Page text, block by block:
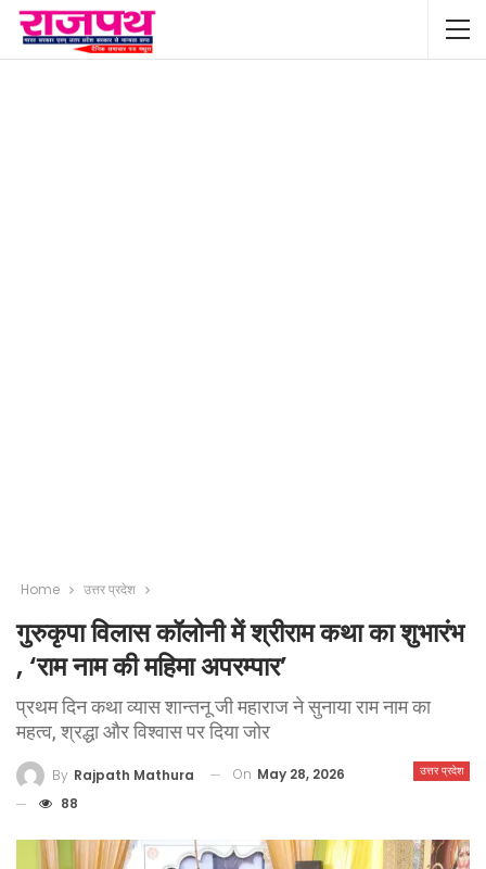
Home उत्तर प्रदेश
गुरुकृपा विलास कॉलोनी में श्रीराम कथा का शुभारंभ
, ‘राम नाम की महिमा अपरम्पार’
प्रथम दिन कथा व्यास शान्तनू जी महाराज ने सुनाया राम नाम का
महत्व, श्रद्धा और विश्वास पर दिया जोर
उत्तर प्रदेश
By Rajpath Mathura On May 28, 2026
88